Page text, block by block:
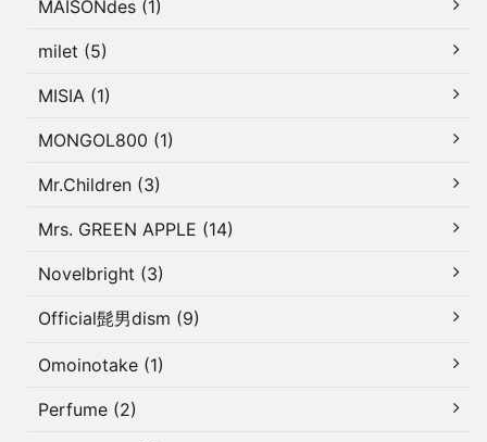
MAISONdes (1)
milet (5)
MISIA (1)
MONGOL800 (1)
Mr.Children (3)
Mrs. GREEN APPLE (14)
Novelbright (3)
Official髭男dism (9)
Omoinotake (1)
Perfume (2)